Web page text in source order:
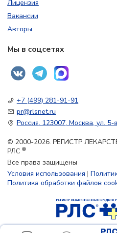
Лицензия
Вакансии
Авторы
Мы в соцсетях
+7 (499) 281-91-91
pr@rlsnet.ru
Россия, 123007, Москва, ул.
© 2000-2026. РЕГИСТР
РЛС ®
Все права защищены
Условия использования |
Политика обработки файлов